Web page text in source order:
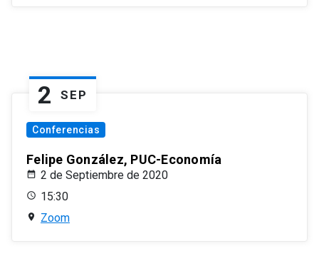
2 SEP
Conferencias
Felipe González, PUC-Economía
2 de Septiembre de 2020
15:30
Zoom